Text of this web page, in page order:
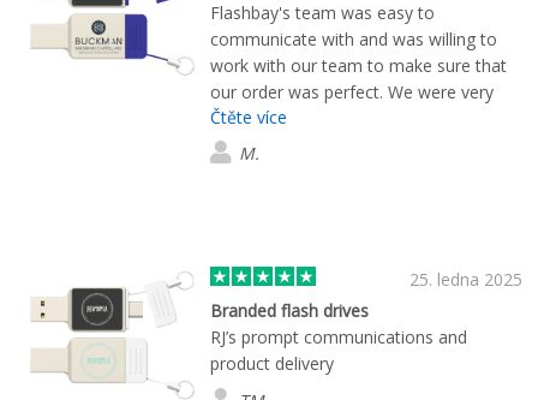
Flashbay's team was easy to
communicate with and was willing to
work with our team to make sure that
our order was perfect. We were very
satisfied with the outcome and will
work with them again.
Čtěte více
M.
25. ledna 2025
Branded flash drives
RJ’s prompt communications and
product delivery